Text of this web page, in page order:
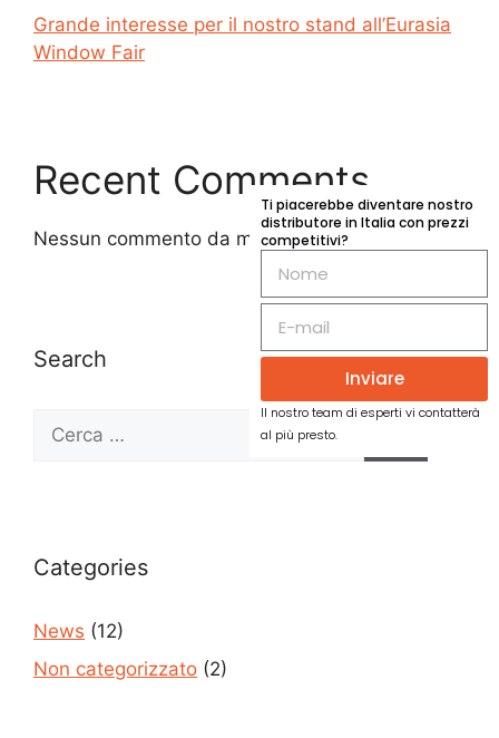
Grande interesse per il nostro stand all’Eurasia
Window Fair
Recent Comments
Nessun commento da mostrare.
Search
Categories
News (12)
Non categorizzato (2)
Ti piacerebbe diventare nostro
distributore in Italia con prezzi
competitivi?
Inviare
Il nostro team di esperti vi contatterà
al più presto.